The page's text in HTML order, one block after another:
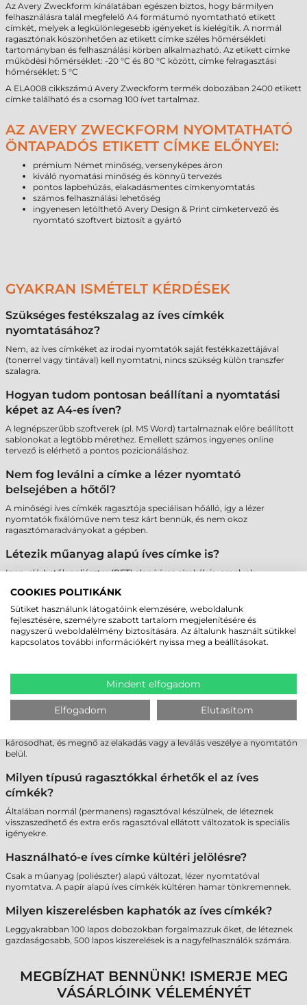
Az Avery Zweckform kínálatában egészen biztos, hogy bármilyen
felhasználásra talál megfelelő A4 formátumó nyomtatható etikett
címkét, melyek a legkülönlegesebb igényeket is kielégítik. A normál
ragasztónak köszönhetően az etikett címke széles hőmérsékleti
tartományban és felhasználási körben alkalmazható. Az etikett címke
működési hőmérséklet: -20 °C és 80 °C között, címke felragasztási
hőmérséklet: 5 °C
A ELA008 cikkszámú Avery Zweckform termék dobozában 2400 etikett
címke található és a csomag 100 ívet tartalmaz.
AZ AVERY ZWECKFORM NYOMTATHATÓ
ÖNTAPADÓS ETIKETT CÍMKE ELŐNYEI:
prémium Német minőség, versenyképes áron
kiváló nyomatási minőség és könnyű tervezés
pontos lapbehúzás, elakadásmentes címkenyomtatás
számos felhasználási lehetőség
ingyenesen letölthető Avery Design & Print címketervező és
nyomtató szoftvert biztosít a gyártó
GYAKRAN ISMÉTELT KÉRDÉSEK
Szükséges festékszalag az íves címkék
nyomtatásához?
Nem, az íves címkéket az irodai nyomtatók saját festékkazettájával
(tonerrel vagy tintával) kell nyomtatni, nincs szükség külön transzfer
szalagra.
Hogyan tudom pontosan beállítani a nyomtatási
képet az A4-es íven?
A legnépszerűbb szoftverek (pl. MS Word) tartalmaznak előre beállított
sablonokat a legtöbb mérethez. Emellett számos ingyenes online
tervező is elérhető a pontos pozicionáláshoz.
Nem fog leválni a címke a lézer nyomtató
belsejében a hőtől?
A minőségi íves címkék ragasztója speciálisan hőálló, így a lézer
nyomtatók fixálóműve nem tesz kárt bennük, és nem okoz
ragasztómaradványokat a gépben.
Létezik műanyag alapú íves címke is?
Igen, elérhetők poliészter (PET) alapú íves címkék is, amelyek
lézer nyomtatóval.
Miért fontos az A4-es ívek szélein lévő biztonsági
sáv?
a papír akadálymentes haladását.
Lehet-e többször átküldeni ugyanazt a lapot a
nyomtatón, ha nem használtam fel minden címkét?
károsodhat, és megnő az elakadás vagy a leválás veszélye a nyomtatón
belül.
Milyen típusú ragasztókkal érhetők el az íves
címkék?
Általában normál (permanens) ragasztóval készülnek, de léteznek
visszaszedhető és extra erős ragasztóval ellátott változatok is speciális
igényekre.
Használható-e íves címke kültéri jelölésre?
Csak a műanyag (poliészter) alapú változat, lézer nyomtatóval
nyomtatva. A papír alapú íves címkék kültéren hamar tönkremennek.
Milyen kiszerelésben kaphatók az íves címkék?
Leggyakrabban 100 lapos dobozokban forgalmazzuk őket, de léteznek
gazdaságosabb, 500 lapos kiszerelések is a nagyfelhasználók számára.
MEGBÍZHAT BENNÜNK! ISMERJE MEG
VÁSÁRLÓINK VÉLEMÉNYÉT
COOKIES POLITIKÁNK
Sütiket használunk látogatóink elemzésére, weboldalunk
fejlesztésére, személyre szabott tartalom megjelenítésére és
nagyszerű weboldalélmény biztosítására. Az általunk használt sütikkel
kapcsolatos további információkért nyissa meg a beállításokat.
Mindent elfogadom
Elfogadom Elutasítom